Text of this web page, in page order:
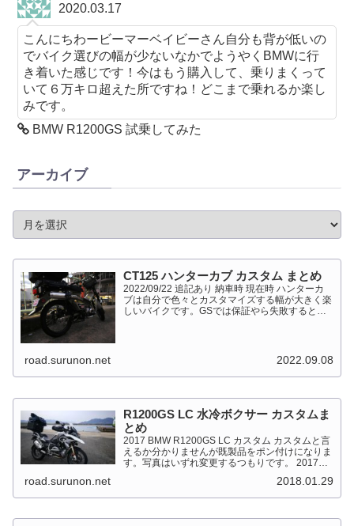
2020.03.17
こんにちわービーマーベイビーさん自分も背が低いの
でバイク選びの幅が少ないなかでようやくBMWに行
き着いた感じです！今はもう購入して、乗りまくって
いて６万キロ超えた所ですね！どこまで乗れるか楽し
みです。
BMW R1200GS 試乗してみた
アーカイブ
CT125 ハンターカブ カスタム まとめ
2022/09/22 追記あり 納車時 現在時 ハンターカ
ブは自分で色々とカスタマイズする幅が大きく楽
しいバイクです。GSでは保証やら失敗すると高
road.surunon.net 2022.09.08
R1200GS LC 水冷ボクサー カスタムま
とめ
2017 BMW R1200GS LC カスタム カスタムと言
えるか分かりませんが既製品をポン付けになりま
す。写真はいずれ変更するつもりです。 2017
road.surunon.net 2018.01.29